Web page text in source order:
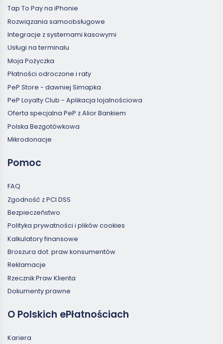
Tap To Pay na iPhonie
Rozwiązania samoobsługowe
Integracje z systemami kasowymi
Usługi na terminalu
Moja Pożyczka
Płatności odroczone i raty
PeP Store - dawniej Simapka
PeP Loyalty Club - Aplikacja lojalnościowa
Oferta specjalna PeP z Alior Bankiem
Polska Bezgotówkowa
Mikrodonacje
Pomoc
FAQ
Zgodność z PCI DSS
Bezpieczeństwo
Polityka prywatności i plików cookies
Kalkulatory finansowe
Broszura dot. praw konsumentów
Reklamacje
Rzecznik Praw Klienta
Dokumenty prawne
O Polskich ePłatnościach
Kariera